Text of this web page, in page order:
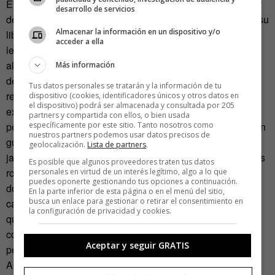
El orden es un rasgo distintivo de la cultura japonesa y hay
detalles en su tradición que dan buena cuenta de ello. En su
libro, la autora dedica un capítulo entero a adoctrinar al
lector sobre cómo doblar la ropa. «El momento del
almacenaje», asegura, «es cuando la ropa descansa
después de un día ajetreado, así que debería estar
relajada». La estrella del orden defiende que hay un punto
exacto de doblado, aquel en el que las cosas encajan
perfectamente y se adaptan al cajón o estante donde deben
guardarse, una teoría que engarza con una tradición
japonesa que se remonta al periodo Heian (794-1192). Las
ropas tradicionales japonesas, el kimono y la yukata, se
doblan desde entonces en rectángulos para acoplarse a
cajones específicamente diseñados para ellos. «No creo
que haya otra cultura en el mundo en la que contenedor y
contenido fueran diseñados para encajar de forma tan
perfecta», asegura Kondo.
A pesar de dar consejos para mejorar tu vida a través de la
desarrollo de servicios
Almacenar la información en un dispositivo y/o
acceder a ella
Más información
Tus datos personales se tratarán y la información de tu
dispositivo (cookies, identificadores únicos y otros datos en
el dispositivo) podrá ser almacenada y consultada por 205
partners y compartida con ellos, o bien usada
específicamente por este sitio. Tanto nosotros como
nuestros partners podemos usar datos precisos de
geolocalización. Lista de partners.
Es posible que algunos proveedores traten tus datos
personales en virtud de un interés legítimo, algo a lo que
puedes oponerte gestionando tus opciones a continuación.
En la parte inferior de esta página o en el menú del sitio,
busca un enlace para gestionar o retirar el consentimiento en
la configuración de privacidad y cookies.
Aceptar y seguir GRATIS